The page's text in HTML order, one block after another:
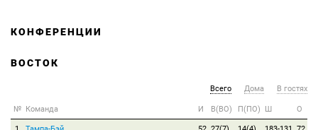
КОНФЕРЕНЦИИ
ВОСТОК
Всего Дома В гостях
№ Команда И В(ВО) П(ПО) Ш О